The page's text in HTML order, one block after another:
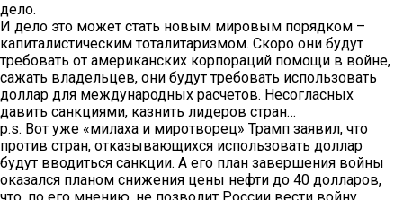
дело.
И дело это может стать новым мировым порядком –
капиталистическим тоталитаризмом. Скоро они будут
требовать от американских корпораций помощи в войне,
сажать владельцев, они будут требовать использовать
доллар для международных расчетов. Несогласных
давить санкциями, казнить лидеров стран…
p.s. Вот уже «милаха и миротворец» Трамп заявил, что
против стран, отказывающихся использовать доллар
будут вводиться санкции. А его план завершения войны
оказался планом снижения цены нефти до 40 долларов,